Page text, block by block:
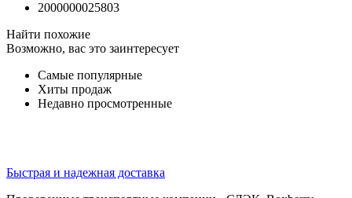
2000000025803
Найти похожие
Возможно, вас это заинтересует
Самые популярные
Хиты продаж
Недавно просмотренные
Быстрая и надежная доставка